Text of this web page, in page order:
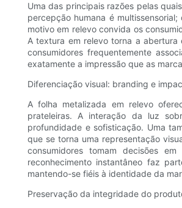
Uma das principais razões pelas
percepção humana é
motivo em relevo convida os
A textura em relevo torna a
consumidores frequentemente
exatamente a impressão que as
Diferenciação visual: branding e
A folha metalizada em relevo
prateleiras. A interação da luz
profundidade e sofisticação. Uma
que se torna uma representação
consumidores tomam decisões
reconhecimento instantâneo faz
mantendo-se fiéis à identidade da
Preservação da integridade do